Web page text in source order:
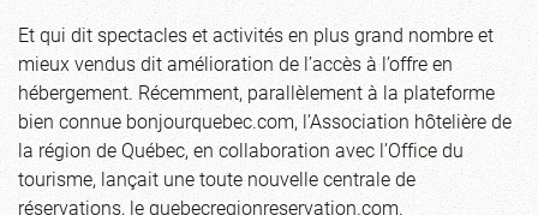
Et qui dit spectacles et activités en plus grand nombre et
mieux vendus dit amélioration de l’accès à l’offre en
hébergement. Récemment, parallèlement à la plateforme
bien connue bonjourquebec.com, l’Association hôtelière de
la région de Québec, en collaboration avec l’Office du
tourisme, lançait une toute nouvelle centrale de
réservations, le quebecregionreservation.com.